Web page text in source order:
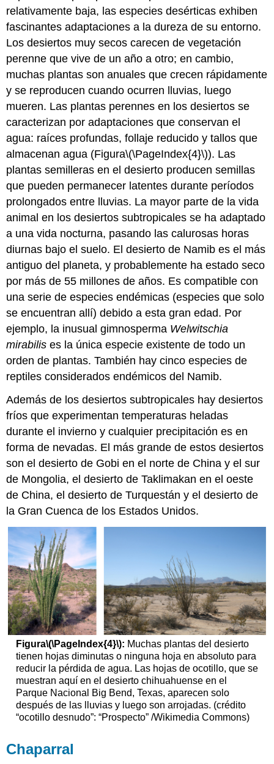
relativamente baja, las especies desérticas exhiben
fascinantes adaptaciones a la dureza de su entorno.
Los desiertos muy secos carecen de vegetación
perenne que vive de un año a otro; en cambio,
muchas plantas son anuales que crecen rápidamente
y se reproducen cuando ocurren lluvias, luego
mueren. Las plantas perennes en los desiertos se
caracterizan por adaptaciones que conservan el
agua: raíces profundas, follaje reducido y tallos que
almacenan agua (Figura\(\PageIndex{4}\)). Las
plantas semilleras en el desierto producen semillas
que pueden permanecer latentes durante períodos
prolongados entre lluvias. La mayor parte de la vida
animal en los desiertos subtropicales se ha adaptado
a una vida nocturna, pasando las calurosas horas
diurnas bajo el suelo. El desierto de Namib es el más
antiguo del planeta, y probablemente ha estado seco
por más de 55 millones de años. Es compatible con
una serie de especies endémicas (especies que solo
se encuentran allí) debido a esta gran edad. Por
ejemplo, la inusual gimnosperma Welwitschia
mirabilis es la única especie existente de todo un
orden de plantas. También hay cinco especies de
reptiles considerados endémicos del Namib.
Además de los desiertos subtropicales hay desiertos
fríos que experimentan temperaturas heladas
durante el invierno y cualquier precipitación es en
forma de nevadas. El más grande de estos desiertos
son el desierto de Gobi en el norte de China y el sur
de Mongolia, el desierto de Taklimakan en el oeste
de China, el desierto de Turquestán y el desierto de
la Gran Cuenca de los Estados Unidos.
Figura\(\PageIndex{4}\): Muchas plantas del desierto
tienen hojas diminutas o ninguna hoja en absoluto para
reducir la pérdida de agua. Las hojas de ocotillo, que se
muestran aquí en el desierto chihuahuense en el
Parque Nacional Big Bend, Texas, aparecen solo
después de las lluvias y luego son arrojadas. (crédito
“ocotillo desnudo”: “Prospecto” /Wikimedia Commons)
Chaparral